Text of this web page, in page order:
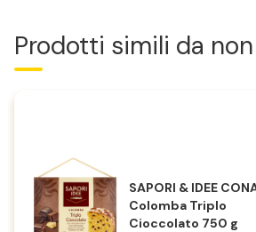
Prodotti simili da
SAPORI & IDEE
Colomba Triplo
Cioccolato 750 g